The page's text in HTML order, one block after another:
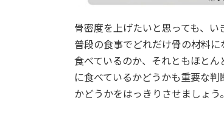
骨密度を上げたいと思っても、
普段の食事でどれだけ骨の材料
食べているのか、それともほと
に食べているかどうかも重要な
かどうかをはっきりさせましょう。